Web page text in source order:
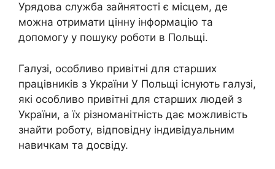
Урядова служба зайнятості є місцем, де
можна отримати цінну інформацію та
допомогу у пошуку роботи в Польщі.
Галузі, особливо привітні для старших
працівників з України У Польщі існують галузі,
які особливо привітні для старших людей з
України, а їх різноманітність дає можливість
знайти роботу, відповідну індивідуальним
навичкам та досвіду.